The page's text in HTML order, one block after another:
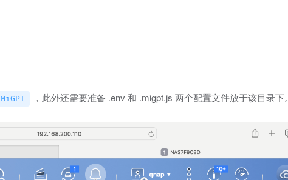
MiGPT ，此外还需要准备 .env 和 .migpt.js 两个配置文件放于该目录下。